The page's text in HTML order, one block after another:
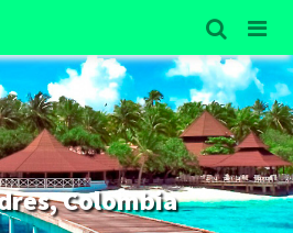
Colombia